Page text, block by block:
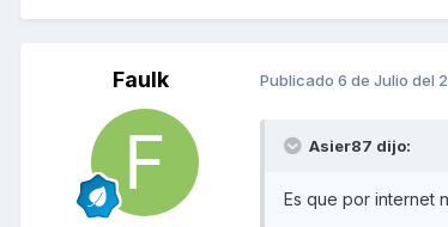
Faulk Publicado 6 de Julio del
Asier87 dijo:
Es que por internet